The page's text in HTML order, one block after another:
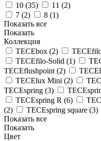
10 (35) 11 (2)
7 (2) 8 (1)
Показать все
Показать
Коллекция
TECEbox (2)
TECEfilo-Solid (1)
TECEflushpoint (2)
TECElux Mini (2)
TECEspring (3)
TECEspring R (6)
(2) TECEspring square (3)
Показать все
Показать
Цвет